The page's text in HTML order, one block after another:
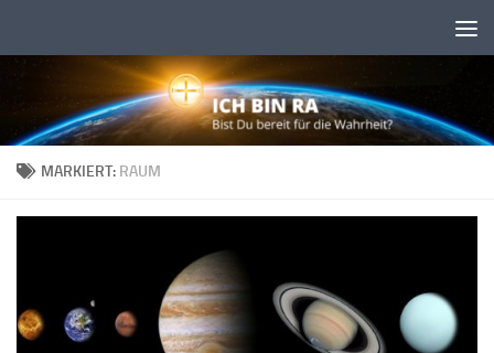
MARKIERT: RAUM